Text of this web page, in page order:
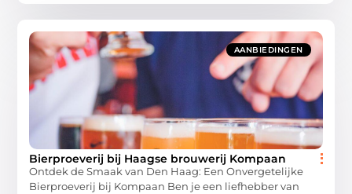
AANBIEDINGEN
Bierproeverij bij Haagse brouwerij Kompaan
Ontdek de Smaak van Den Haag: Een Onvergetelijke
Bierproeverij bij Kompaan Ben je een liefhebber van